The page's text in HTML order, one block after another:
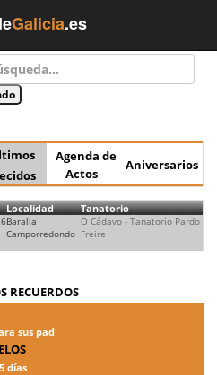
Galicia.es
Agenda de
Actos
Aniversarios
Localidad Tanatorio
Baralla
Camporredondo
O Cádavo - Tanatorio Pardo
Freire
RECUERDOS
sus pad
días